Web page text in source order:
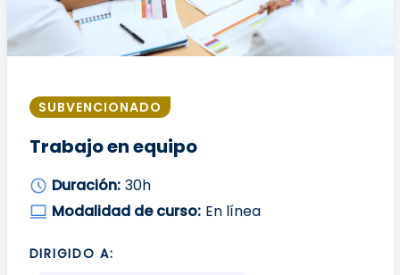
SUBVENCIONADO
Trabajo en equipo
Duración: 30h
Modalidad de curso: En línea
DIRIGIDO A: